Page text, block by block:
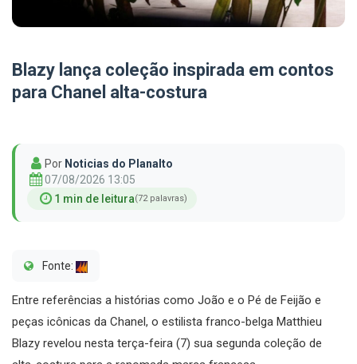
Blazy lança coleção inspirada em contos
para Chanel alta-costura
Por Noticias do Planalto
07/08/2026 13:05
1 min de leitura(72 palavras)
Fonte:
Entre referências a histórias como João e o Pé de Feijão e
peças icônicas da Chanel, o estilista franco-belga Matthieu
Blazy revelou nesta terça-feira (7) sua segunda coleção de